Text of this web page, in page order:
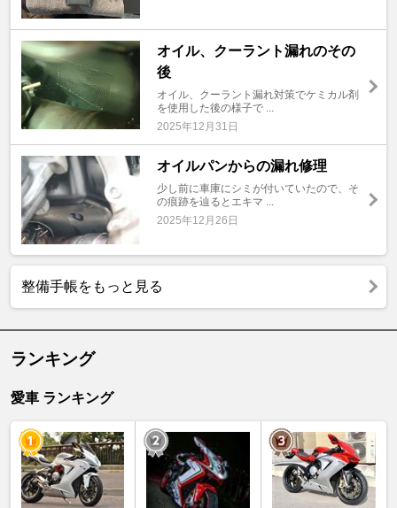
オイル、クーラント漏れのその
後
オイル、クーラント漏れ対策でケミカル剤
を使用した後の様子で ...
2025年12月31日
オイルパンからの漏れ修理
少し前に車庫にシミが付いていたので、そ
の痕跡を辿るとエキマ ...
2025年12月26日
整備手帳をもっと見る
ランキング
愛車 ランキング